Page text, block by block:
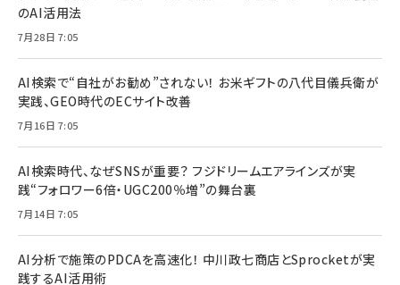
のAI活用法
7月28日 7:05
AI検索で“自社がお勧め”されない！ お米ギフトの八代目儀兵衛が
実践、GEO時代のECサイト改善
7月16日 7:05
AI検索時代、なぜSNSが重要？ フジドリームエアラインズが実
践“フォロワー6倍・UGC200％増”の舞台裏
7月14日 7:05
AI分析で施策のPDCAを高速化！ 中川政七商店とSprocketが実
践するAI活用術